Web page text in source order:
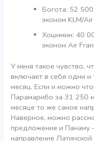
Богота: 52
эконом KLM/
Хошимин: 40
эконом Air
У меня такое чувство,
включает в себя одни и
месяц. Если и можно
Парамарибо за 31 250
месяце то же самое
Наверное, можно
предложение и
направление